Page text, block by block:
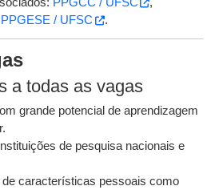
PPGESE / UFSC .
a todas as vagas
grande potencial de aprendizagem
de pesquisa nacionais e
características pessoais como